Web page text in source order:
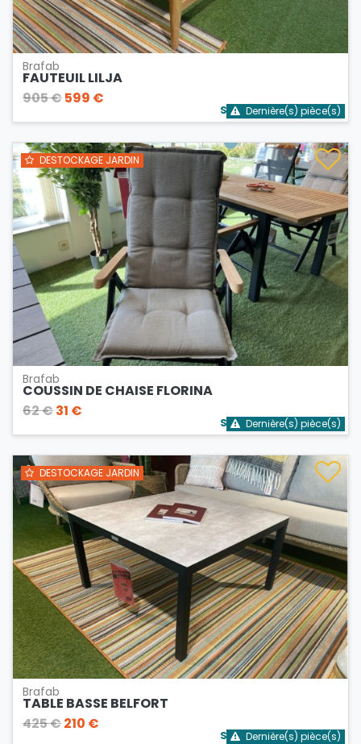
Brafab
FAUTEUIL LILJA
905 €599 €
Stock bientôt épuisé
Dernière(s) pièce(s)
DESTOCKAGE JARDIN
Brafab
COUSSIN DE CHAISE FLORINA
62 €31 €
Stock bientôt épuisé
Dernière(s) pièce(s)
DESTOCKAGE JARDIN
Brafab
TABLE BASSE BELFORT
425 €210 €
Stock bientôt épuisé
Dernière(s) pièce(s)